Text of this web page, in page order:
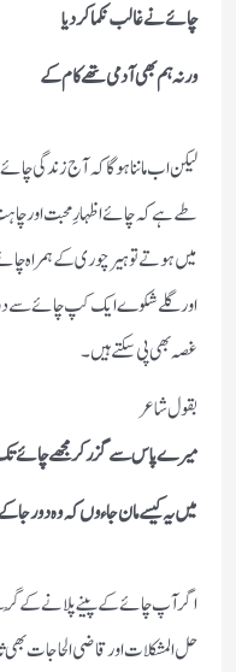
چائے نے غالب نکما کر دیا
ورنہ ہم بھی آدمی تھے کام کے
لیکن اب ماننا ہوگا کہ آج زندگی
طے ہے کہ چائے اظہارِ محبت اور چاہت
میں ہوتے تو ہیر چوری کے ہمراہ
اور گلے شکوے ایک کپ چائے سے
غصہ بھی پی سکتے ہیں ۔
بقول شاعر
میرے پاس سے گزر کر مجھے چائے
میں یہ کیسے مان جاءوں کہ وہ دور جا
اگر آپ چائے کے پینے پلانے کے گُر
حل المشکلات اور قاضی ا لحاجات